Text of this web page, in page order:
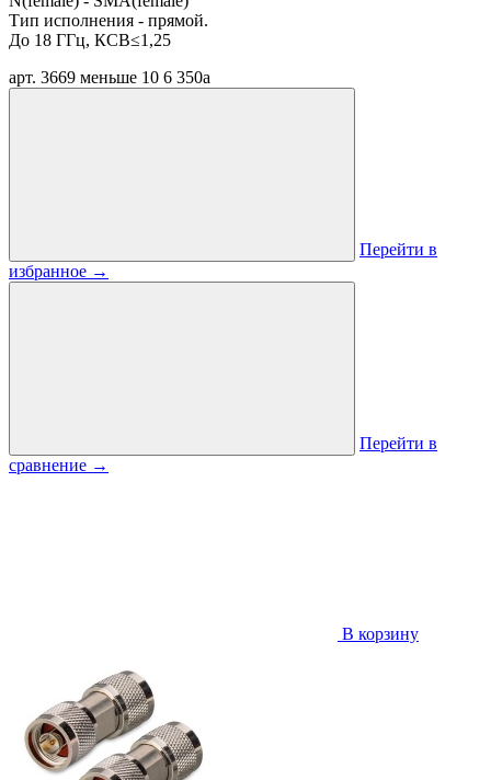
Тип исполнения - прямой.
До 18 ГГц, КСВ≤1,25
арт. 3669 меньше 10 6 350a
Перейти в
избранное →
Перейти в
сравнение →
В корзину